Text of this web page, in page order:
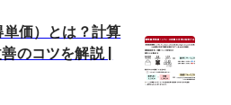
価）とは？計算
のコツを解説 |